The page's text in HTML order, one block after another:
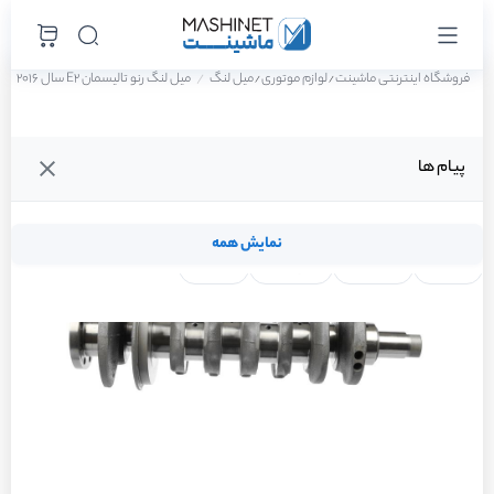
پیام ها
نمایش همه
فروشگاه اینترنتی ماشینت/لوازم موتوری/میل لنگ میل لنگ رنو تالیسمان E2 سال 2016